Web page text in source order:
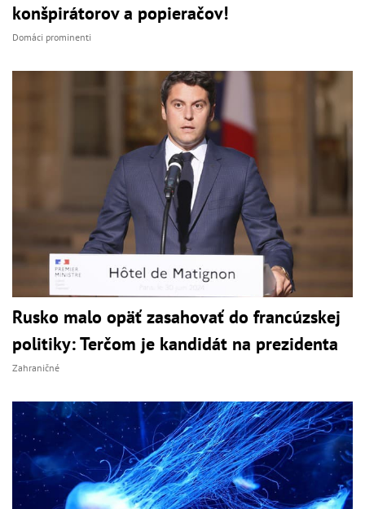
konšpirátorov a popieračov!
Domáci prominenti
Rusko malo opäť zasahovať do francúzskej
politiky: Terčom je kandidát na prezidenta
Zahraničné